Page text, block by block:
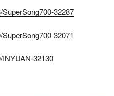
32287
32071
32130